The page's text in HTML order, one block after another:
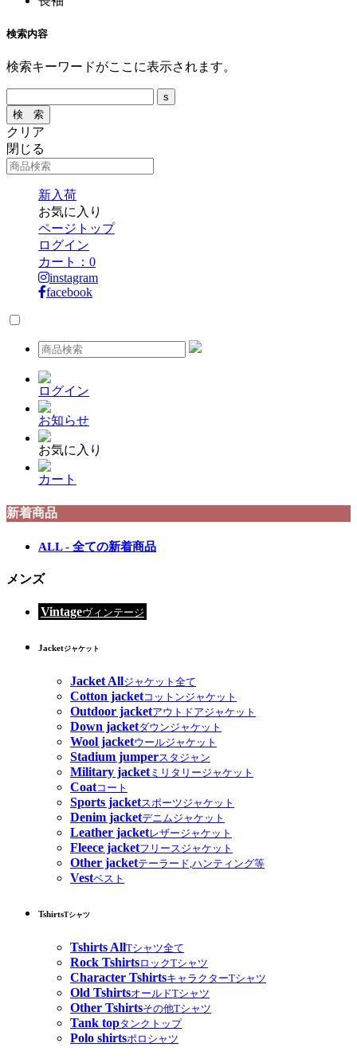
検索内容
検索キーワードがここに表示されます。
クリア
閉じる
新入荷
お気に入り
ページトップ
ログイン
カート： 0
instagram
facebook
ログイン
お知らせ
お気に入り
カート
新着商品
ALL - 全ての新着商品
メンズ
Vintageヴィンテージ
Jacketジャケット
Jacket Allジャケット全て
Cotton jacketコットンジャケット
Outdoor jacketアウトドアジャケット
Down jacketダウンジャケット
Wool jacketウールジャケット
Stadium jumperスタジャン
Military jacketミリタリージャケット
Coatコート
Sports jacketスポーツジャケット
Denim jacketデニムジャケット
Leather jacketレザージャケット
Fleece jacketフリースジャケット
Other jacketテーラード,ハンティング等
Vestベスト
TshirtsTシャツ
Tshirts AllTシャツ全て
Rock TshirtsロックTシャツ
Character TshirtsキャラクターTシャツ
Old TshirtsオールドTシャツ
Other Tshirtsその他Tシャツ
Tank topタンクトップ
Polo shirtsポロシャツ